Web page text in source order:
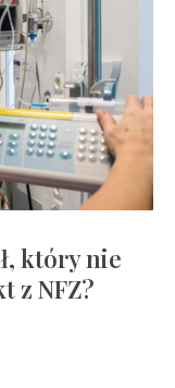
który nie
z NFZ?